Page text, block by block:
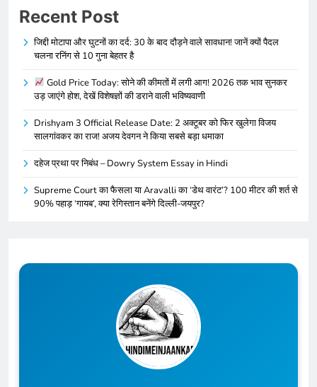
Recent Post
जिद्दी मोटापा और घुटनों का दर्द: 30 के बाद दौड़ने वाले सावधान! जानें क्यों पैदल
चलना रनिंग से 10 गुना बेहतर है
Gold Price Today: सोने की कीमतों में लगी आग! 2026 तक भाव सुनकर
उड़ जाएंगे होश, देखें विशेषज्ञों की डराने वाली भविष्यवाणी
Drishyam 3 Official Release Date: 2 अक्टूबर को फिर खुलेगा विजय
सालगांवकर का राज! अजय देवगन ने किया सबसे बड़ा धमाका
दहेज प्रथा पर निबंध – Dowry System Essay in Hindi
Supreme Court का फैसला या Aravalli का ‘डेथ वारंट’? 100 मीटर की शर्त से
90% पहाड़ ‘गायब’, क्या रेगिस्तान बनेंगे दिल्ली-जयपुर?